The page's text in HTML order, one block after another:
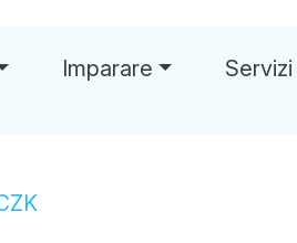
Imparare Servizi